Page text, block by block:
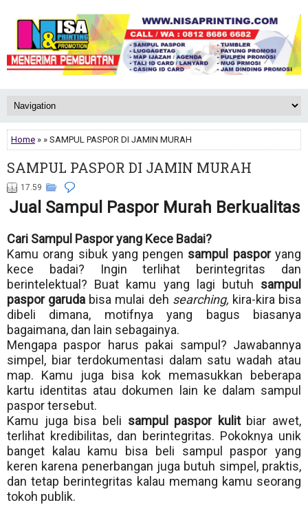
Home » » SAMPUL PASPOR DI JAMIN MURAH
SAMPUL PASPOR DI JAMIN MURAH
17.59
Jual Sampul Paspor Murah Berkualitas
Cari Sampul Paspor yang Kece Badai?
Kamu orang sibuk yang pengen sampul pasporyang
kece badai? Ingin terlihat berintegritas dan
berintelektual? Buat kamu yang lagi butuh sampul
paspor garuda bisa mulai deh searching, kira-kira bisa
dibeli dimana, motifnya yang bagus biasanya
bagaimana, dan lain sebagainya.
Mengapa paspor harus pakai sampul? Jawabannya
simpel, biar terdokumentasi dalam satu wadah atau
map. Kamu juga bisa kok memasukkan beberapa
kartu identitas atau dokumen lain ke dalam sampul
paspor tersebut.
Kamu juga bisa beli sampul paspor kulit biar awet,
terlihat kredibilitas, dan berintegritas. Pokoknya unik
banget kalau kamu bisa beli sampul paspor yang
keren karena penerbangan juga butuh simpel, praktis,
dan tetap berintegritas kalau memang kamu seorang
tokoh publik.